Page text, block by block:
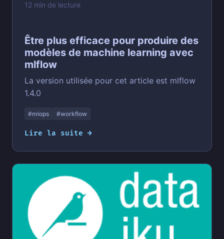
12 min de lecture
Être plus efficace pour produire des
modèles de machine learning avec
mlflow
La version utilisée pour cet article est mlflow
1.4.0
#mlops #workflow
Lire la suite →